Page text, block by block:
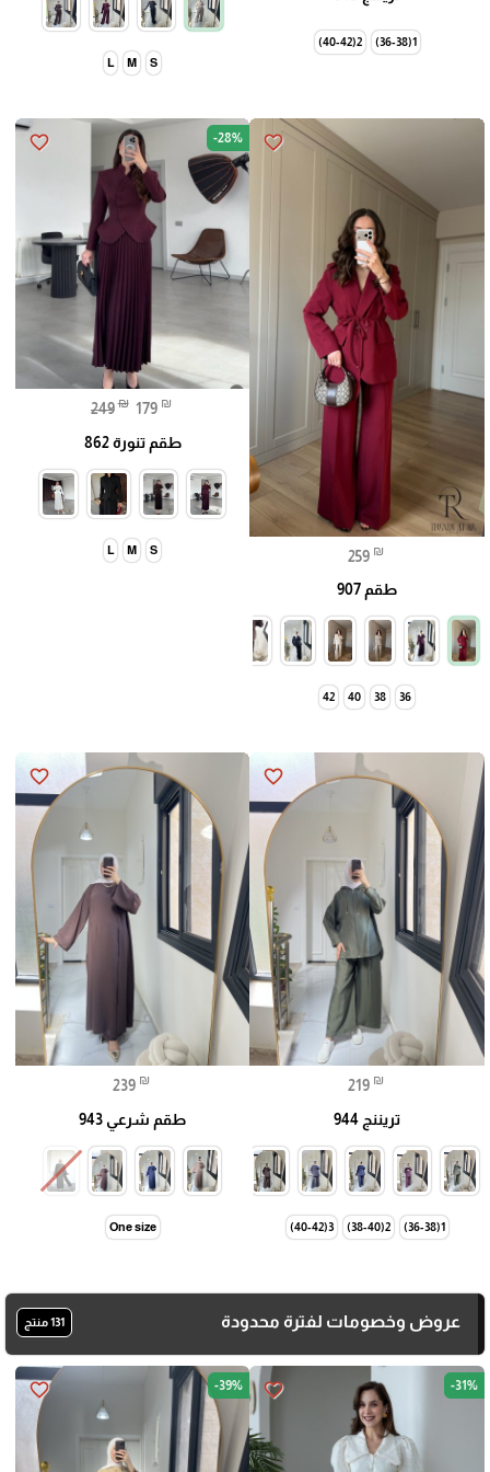
1(36-38)
2(40-42)
S
M
L
favorite_border
259 ₪
طقم 907
36
38
40
42
favorite_border -28%
249 ₪ 179 ₪
طقم تنورة 862
S
M
L
favorite_border
219 ₪
تريننج 944
1(36-38)
2(38-40)
3(40-42)
favorite_border
239 ₪
طقم شرعي 943
One size
عروض وخصومات لفترة محدودة 131 منتج
favorite_border -31%
favorite_border -39%